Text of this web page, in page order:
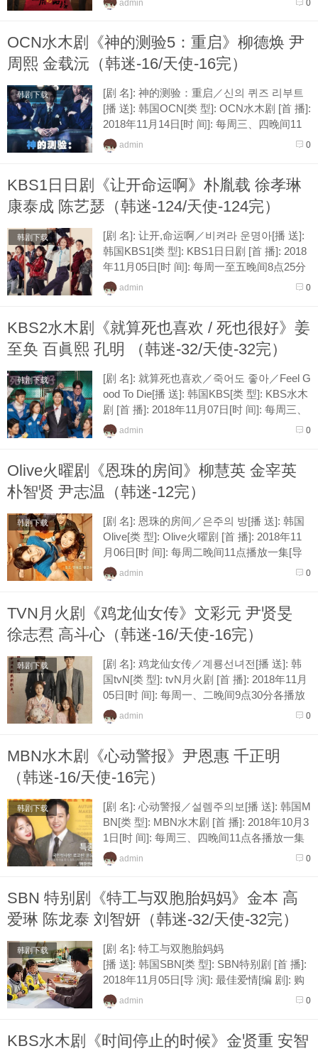
科：盗取心脏的医生们[导 演]: 朱...
0
admin
OCN水木剧《神的测验5：重启》柳德焕 尹
周熙 金载沅（韩迷-16/天使-16完）
韩剧下载
[剧 名]: 神的测验：重启／신의 퀴즈 리부트
[播 送]: 韩国OCN[类 型]: OCN水木剧 [首 播]:
2018年11月14日[时 间]: 每周三、四晚间11
点各播放一集[接 档]: 客：The Guest[导 演...0
admin
KBS1日日剧《让开命运啊》朴胤载 徐孝琳
康泰成 陈艺瑟（韩迷-124/天使-124完）
韩剧下载
[剧 名]: 让开,命运啊／비켜라 운명아[播 送]:
韩国KBS1[类 型]: KBS1日日剧 [首 播]: 2018
年11月05日[时 间]: 每周一至五晚间8点25分
各播放一集[接 档]: 明日也晴朗[导 演...
0
admin
KBS2水木剧《就算死也喜欢 / 死也很好》姜
至奂 百眞熙 孔明 （韩迷-32/天使-32完）
韩剧下载
[剧 名]: 就算死也喜欢／죽어도 좋아／Feel G
ood To Die[播 送]: 韩国KBS[类 型]: KBS水木
剧 [首 播]: 2018年11月07日[时 间]: 每周三、
四晚间10点各播放一集[接 档]: 今天的...
0
admin
Olive火曜剧《恩珠的房间》柳慧英 金宰英
朴智贤 尹志温（韩迷-12完）
韩剧下载
[剧 名]: 恩珠的房间／은주의 방[播 送]: 韩国
Olive[类 型]: Olive火曜剧 [首 播]: 2018年11
月06日[时 间]: 每周二晚间11点播放一集[导
演]: 张正道、苏在贤[编 剧]: 朴相...
0
admin
TVN月火剧《鸡龙仙女传》文彩元 尹贤旻
徐志焄 高斗心（韩迷-16/天使-16完）
韩剧下载
[剧 名]: 鸡龙仙女传／계룡선녀전[播 送]: 韩
国tvN[类 型]: tvN月火剧 [首 播]: 2018年11月
05日[时 间]: 每周一、二晚间9点30分各播放
一集[接 档]: 百日的郎君[导 演]: 金...
0
admin
MBN水木剧《心动警报》尹恩惠 千正明
（韩迷-16/天使-16完）
韩剧下载
[剧 名]: 心动警报／설렘주의보[播 送]: 韩国M
BN[类 型]: MBN水木剧 [首 播]: 2018年10月3
1日[时 间]: 每周三、四晚间11点各播放一集
[接 档]: 马成的喜悦[导 演]: [编 剧]:...
0
admin
SBN 特别剧《特工与双胞胎妈妈》金本 高
爱琳 陈龙泰 刘智妍（韩迷-32/天使-32完）
韩剧下载
[剧 名]: 特工与双胞胎妈妈
[播 送]: 韩国SBN[类 型]: SBN特别剧 [首 播]:
2018年11月05日[导 演]: 最佳爱情[编 剧]: 购
物王路易[演 员]: 金本 高爱琳 陈龙泰 刘智妍
[集...
0
admin
KBS水木剧《时间停止的时候》金贤重 安智